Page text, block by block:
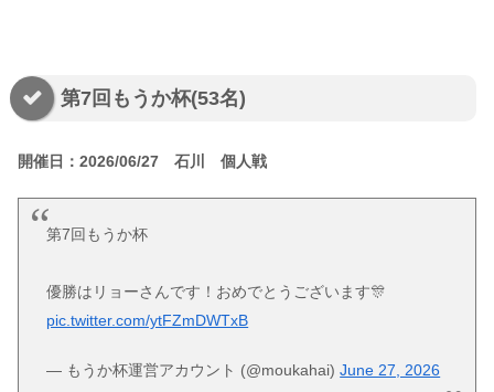
第7回もうか杯(53名)
開催日：2026/06/27 石川 個人戦
第7回もうか杯
優勝はリョーさんです！おめでとうございます🎊
pic.twitter.com/ytFZmDWTxB
— もうか杯運営アカウント (@moukahai)June 27, 2026